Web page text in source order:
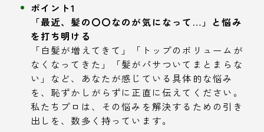
ポイント1
「最近、髪の〇〇なのが気になって…」と悩み
を打ち明ける
「白髪が増えてきて」「トップのボリュームが
なくなってきた」「髪がパサついてまとまらな
い」など、あなたが感じている具体的な悩み
を、恥ずかしがらずに正直に伝えてください。
私たちプロは、その悩みを解決するための引き
出しを、数多く持っています。